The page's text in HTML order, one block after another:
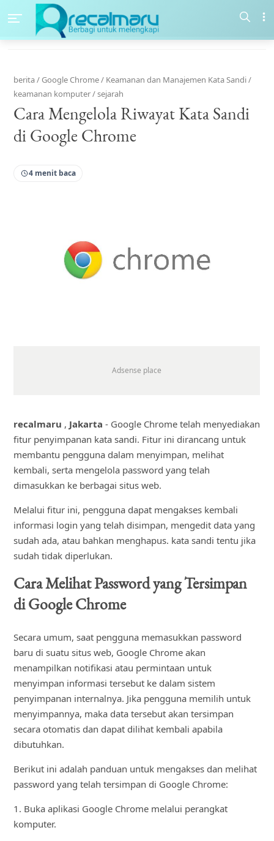
berita/ Google Chrome/ Keamanan dan Manajemen Kata Sandi/
keamanan komputer/sejarah
Cara Mengelola Riwayat Kata Sandi
di Google Chrome
4 menit baca
recalmaru , Jakarta- Google Chrome telah menyediakan
fitur penyimpanan kata sandi. Fitur ini dirancang untuk
membantu pengguna dalam menyimpan, melihat
kembali, serta mengelola password yang telah
dimasukkan ke berbagai situs web.
Melalui fitur ini, pengguna dapat mengakses kembali
informasi login yang telah disimpan, mengedit data yang
sudah ada, atau bahkan menghapus. kata sandi tentu jika
sudah tidak diperlukan.
Cara Melihat Password yang Tersimpan
di Google Chrome
Secara umum, saat pengguna memasukkan password
baru di suatu situs web, Google Chrome akan
menampilkan notifikasi atau permintaan untuk
menyimpan informasi tersebut ke dalam sistem
penyimpanan internalnya. Jika pengguna memilih untuk
menyimpannya, maka data tersebut akan tersimpan
secara otomatis dan dapat dilihat kembali apabila
dibutuhkan.
Berikut ini adalah panduan untuk mengakses dan melihat
password yang telah tersimpan di Google Chrome:
1. Buka aplikasi Google Chrome melalui perangkat
komputer.